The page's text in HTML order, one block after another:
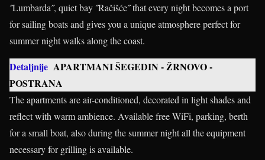
˝Lumbarda˝, quiet bay ˝Račišće˝ that every night becomes a port
for sailing boats and gives you a unique atmosphere perfect for
summer night walks along the coast.
Detaljnije APARTMANI ŠEGEDIN - ŽRNOVO -
POSTRANA
The apartments are air-conditioned, decorated in light shades and
reflect with warm ambience. Available free WiFi, parking, berth
for a small boat, also during the summer night all the equipment
necessary for grilling is available.